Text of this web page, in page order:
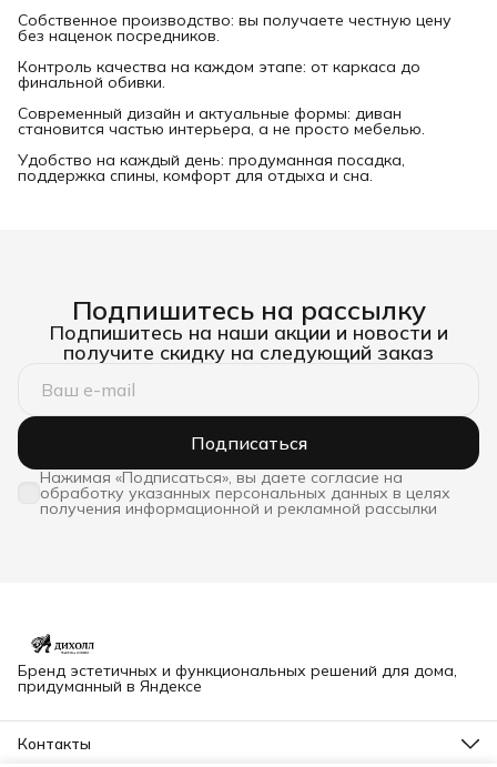
Собственное производство: вы получаете честную цену
без наценок посредников.
Контроль качества на каждом этапе: от каркаса до
финальной обивки.
Современный дизайн и актуальные формы: диван
становится частью интерьера, а не просто мебелью.
Удобство на каждый день: продуманная посадка,
поддержка спины, комфорт для отдыха и сна.
Подпишитесь на рассылку
Подпишитесь на наши акции и новости и
получите скидку на следующий заказ
Подписаться
Нажимая «Подписаться», вы даете согласие на
обработку указанных персональных данных в целях
получения информационной и рекламной рассылки
Бренд эстетичных и функциональных решений для дома,
придуманный в Яндексе
Контакты